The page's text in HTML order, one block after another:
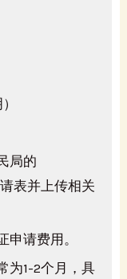
局的
表并上传相关
申请费用。
为1-2个月，具